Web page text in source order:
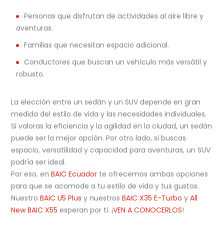
Personas que disfrutan de actividades al aire libre y
aventuras.
Familias que necesitan espacio adicional.
Conductores que buscan un vehículo más versátil y
robusto.
La elección entre un sedán y un SUV depende en gran
medida del estilo de vida y las necesidades individuales.
Si valoras la eficiencia y la agilidad en la ciudad, un sedán
puede ser la mejor opción. Por otro lado, si buscas
espacio, versatilidad y capacidad para aventuras, un SUV
podría ser ideal.
Por eso, enBAIC Ecuador te ofrecemos ambas opciones
para que se acomode a tu estilo de vida y tus gustos.
NuestroBAIC U5 Plus y nuestrosBAIC X35 E-Turbo yAll
New BAIC X55 esperan por ti. ¡VEN A CONOCERLOS!